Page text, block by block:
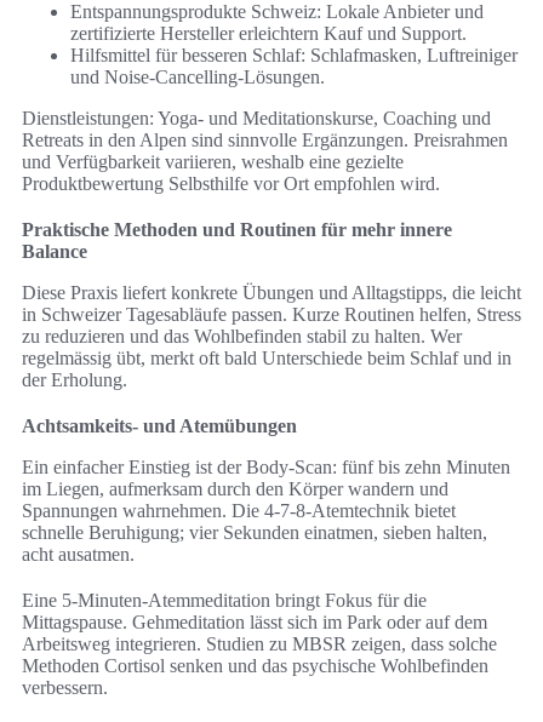
Entspannungsprodukte Schweiz: Lokale Anbieter und
zertifizierte Hersteller erleichtern Kauf und Support.
Hilfsmittel für besseren Schlaf: Schlafmasken, Luftreiniger
und Noise-Cancelling-Lösungen.
Dienstleistungen: Yoga- und Meditationskurse, Coaching und
Retreats in den Alpen sind sinnvolle Ergänzungen. Preisrahmen
und Verfügbarkeit variieren, weshalb eine gezielte
Produktbewertung Selbsthilfe vor Ort empfohlen wird.
Praktische Methoden und Routinen für mehr innere
Balance
Diese Praxis liefert konkrete Übungen und Alltagstipps, die leicht
in Schweizer Tagesabläufe passen. Kurze Routinen helfen, Stress
zu reduzieren und das Wohlbefinden stabil zu halten. Wer
regelmässig übt, merkt oft bald Unterschiede beim Schlaf und in
der Erholung.
Achtsamkeits- und Atemübungen
Ein einfacher Einstieg ist der Body-Scan: fünf bis zehn Minuten
im Liegen, aufmerksam durch den Körper wandern und
Spannungen wahrnehmen. Die 4-7-8-Atemtechnik bietet
schnelle Beruhigung; vier Sekunden einatmen, sieben halten,
acht ausatmen.
Eine 5-Minuten-Atemmeditation bringt Fokus für die
Mittagspause. Gehmeditation lässt sich im Park oder auf dem
Arbeitsweg integrieren. Studien zu MBSR zeigen, dass solche
Methoden Cortisol senken und das psychische Wohlbefinden
verbessern.